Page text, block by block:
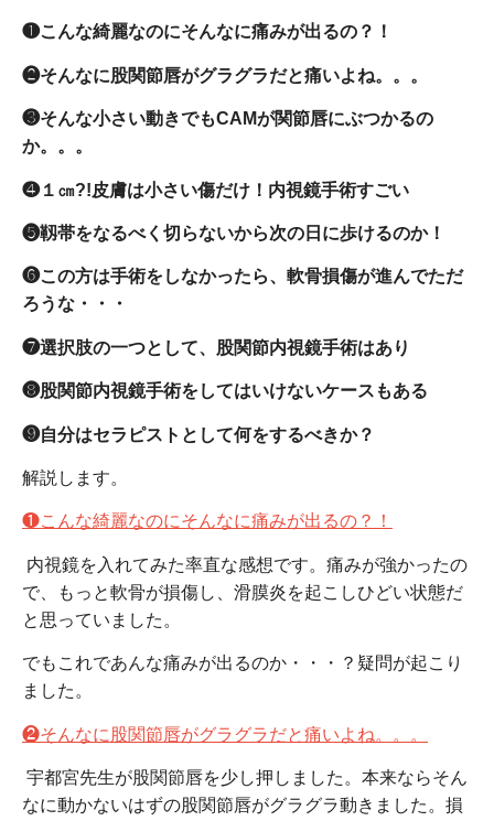
❶こんな綺麗なのにそんなに痛みが出るの？！
❷そんなに股関節唇がグラグラだと痛いよね。。。
❸そんな小さい動きでもCAMが関節唇にぶつかるの
か。。。
❹１㎝?!皮膚は小さい傷だけ！内視鏡手術すごい
❺靱帯をなるべく切らないから次の日に歩けるのか！
❻この方は手術をしなかったら、軟骨損傷が進んでただ
ろうな・・・
❼選択肢の一つとして、股関節内視鏡手術はあり
❽股関節内視鏡手術をしてはいけないケースもある
❾自分はセラピストとして何をするべきか？
解説します。
❶こんな綺麗なのにそんなに痛みが出るの？！
内視鏡を入れてみた率直な感想です。痛みが強かったの
で、もっと軟骨が損傷し、滑膜炎を起こしひどい状態だ
と思っていました。
でもこれであんな痛みが出るのか・・・？疑問が起こり
ました。
❷そんなに股関節唇がグラグラだと痛いよね。。。
宇都宮先生が股関節唇を少し押しました。本来ならそん
なに動かないはずの股関節唇がグラグラ動きました。損